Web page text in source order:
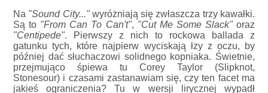
Na "Sound City..."wyróżniają się zwłaszcza trzy kawałki.
Są to "From Can To Can't", "Cut Me Some Slack"oraz
"Centipede". Pierwszy z nich to rockowa ballada z
gatunku tych, które najpierw wyciskają łzy z oczu, by
później dać słuchaczowi solidnego kopniaka. Świetnie,
przejmująco śpiewa tu Corey Taylor (Slipknot,
Stonesour) i czasami zastanawiam się, czy ten facet ma
jakieś ograniczenia? Tu w wersji lirycznej wypadł